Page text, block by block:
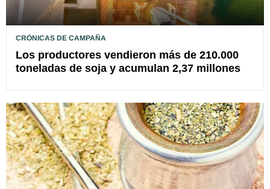
CRÓNICAS DE CAMPAÑA
Los productores vendieron más de 210.000
toneladas de soja y acumulan 2,37 millones